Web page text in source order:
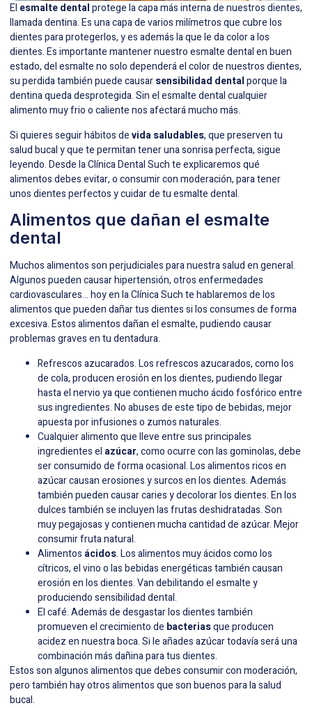
El esmalte dentalprotege la capa más interna de nuestros dientes,
llamada dentina. Es una capa de varios milímetros que cubre los
dientes para protegerlos, y es además la que le da color a los
dientes. Es importante mantener nuestro esmalte dental en buen
estado, del esmalte no solo dependerá el color de nuestros dientes,
su perdida también puede causarsensibilidad dentalporque la
dentina queda desprotegida. Sin el esmalte dental cualquier
alimento muy frio o caliente nos afectará mucho más.
Si quieres seguir hábitos devida saludables, que preserven tu
salud bucal y que te permitan tener una sonrisa perfecta, sigue
leyendo. Desde la Clínica Dental Such te explicaremos qué
alimentos debes evitar, o consumir con moderación, para tener
unos dientes perfectos y cuidar de tu esmalte dental.
Alimentos que dañan el esmalte
dental
Muchos alimentos son perjudiciales para nuestra salud en general.
Algunos pueden causar hipertensión, otros enfermedades
cardiovasculares… hoy en la Clínica Such te hablaremos de los
alimentos que pueden dañar tus dientes si los consumes de forma
excesiva. Estos alimentos dañan el esmalte, pudiendo causar
problemas graves en tu dentadura.
Refrescos azucarados. Losrefrescos azucarados, como los
de cola, producen erosión en los dientes, pudiendo llegar
hasta el nervio ya que contienen mucho ácido fosfórico entre
sus ingredientes. No abuses de este tipo de bebidas, mejor
apuesta por infusiones o zumos naturales.
Cualquier alimento que lleve entre sus principales
ingredientes el azúcar, como ocurre con las gominolas, debe
ser consumido de forma ocasional. Los alimentos ricos en
azúcar causan erosiones y surcos en los dientes. Además
también pueden causar caries y decolorar los dientes. En los
dulces también se incluyen las frutas deshidratadas. Son
muy pegajosas y contienen mucha cantidad de azúcar. Mejor
consumir fruta natural.
Alimentos ácidos. Los alimentos muy ácidos como los
cítricos, el vino o las bebidas energéticas también causan
erosión en los dientes. Van debilitando el esmalte y
produciendosensibilidad dental.
El café. Además de desgastar los dientes también
promueven el crecimiento de bacteriasque producen
acidez en nuestra boca. Si le añades azúcar todavía será una
combinación más dañina para tus dientes.
Estos son algunos alimentos que debes consumir con moderación,
pero también hay otrosalimentos que son buenos para la salud
bucal.